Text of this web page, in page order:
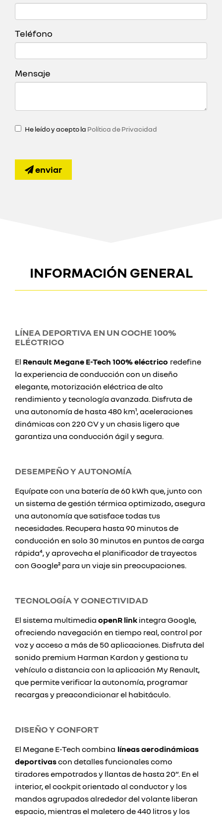
Teléfono
Mensaje
He leído y acepto la Política de Privacidad
enviar
INFORMACIÓN GENERAL
LÍNEA DEPORTIVA EN UN COCHE 100%
ELÉCTRICO
El Renault Megane E-Tech 100% eléctrico redefine
la experiencia de conducción con un diseño
elegante, motorización eléctrica de alto
rendimiento y tecnología avanzada. Disfruta de
una autonomía de hasta 480 km¹, aceleraciones
dinámicas con 220 CV y un chasis ligero que
garantiza una conducción ágil y segura.
DESEMPEÑO Y AUTONOMÍA
Equípate con una batería de 60 kWh que, junto con
un sistema de gestión térmica optimizado, asegura
una autonomía que satisface todas tus
necesidades. Recupera hasta 90 minutos de
conducción en solo 30 minutos en puntos de carga
rápida⁴, y aprovecha el planificador de trayectos
con Google² para un viaje sin preocupaciones.
TECNOLOGÍA Y CONECTIVIDAD
El sistema multimedia openR link integra Google,
ofreciendo navegación en tiempo real, control por
voz y acceso a más de 50 aplicaciones. Disfruta del
sonido premium Harman Kardon y gestiona tu
vehículo a distancia con la aplicación My Renault,
que permite verificar la autonomía, programar
recargas y preacondicionar el habitáculo.
DISEÑO Y CONFORT
El Megane E-Tech combina líneas aerodinámicas
deportivascon detalles funcionales como
tiradores empotrados y llantas de hasta 20”. En el
interior, el cockpit orientado al conductor y los
mandos agrupados alrededor del volante liberan
espacio, mientras el maletero de 440 litros y los